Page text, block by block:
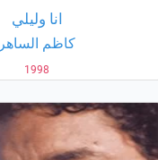
انا وليلي
كاظم الساهر
1998